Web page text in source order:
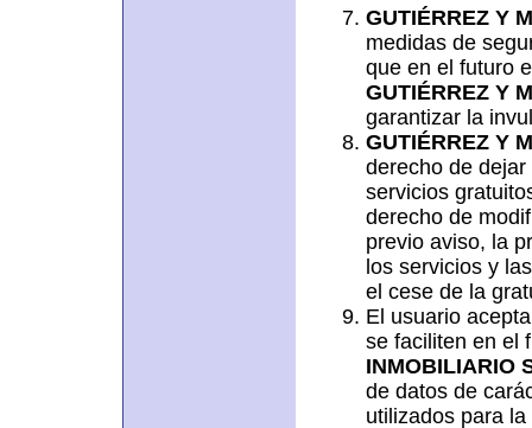
GUTIÉRREZ Y
medidas de
que en el futuro
GUTIÉRREZ Y
garantizar la
GUTIÉRREZ Y
derecho de
servicios
derecho de
previo aviso, la
los servicios y
el cese de la
El usuario
se faciliten en el
INMOBILIARIO
de datos de
utilizados para